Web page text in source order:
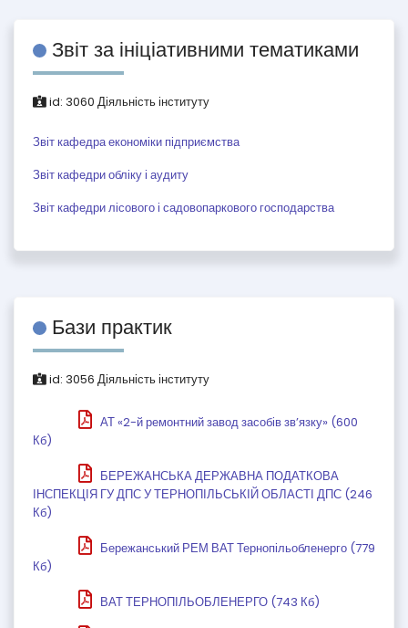
Звіт за ініціативними тематиками
id: 3060 Діяльність інституту
Звіт кафедра економіки підприємства
Звіт кафедри обліку і аудиту
Звіт кафедри лісового і садовопаркового господарства
Бази практик
id: 3056 Діяльність інституту
АТ «2-й ремонтний завод засобів зв’язку» (600
Кб)
БЕРЕЖАНСЬКА ДЕРЖАВНА ПОДАТКОВА
ІНСПЕКЦІЯ ГУ ДПС У ТЕРНОПІЛЬСЬКІЙ ОБЛАСТІ ДПС (246
Кб)
Бережанський РЕМ ВАТ Тернопільобленерго (779
Кб)
ВАТ ТЕРНОПІЛЬОБЛЕНЕРГО (743 Кб)